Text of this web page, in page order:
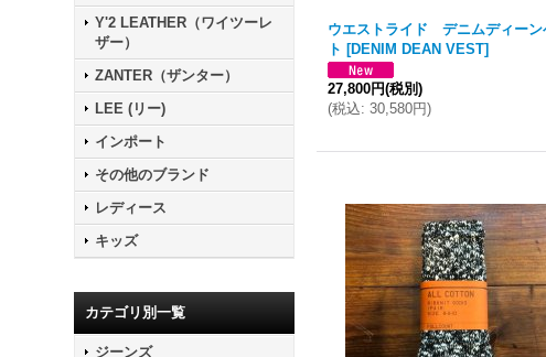
Y'2 LEATHER（ワイツーレ
ザー）
ZANTER（ザンター）
LEE (リー)
インポート
その他のブランド
レディース
キッズ
カテゴリ別一覧
ジーンズ
ウエストライド デニムディーン
ト [DENIM DEAN VEST]
27,800円(税別)
(税込: 30,580円)